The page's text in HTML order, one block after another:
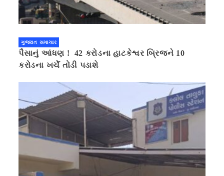
ગુજરાત સમાચાર
પૈસાનું આંધણ ! 42 કરોડના હાટકેશ્વર બ્રિજને 10
કરોડના ખર્ચે તોડી પડાશે